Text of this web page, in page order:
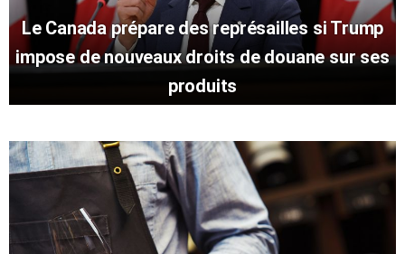
Le Canada prépare des représailles si Trump
impose de nouveaux droits de douane sur ses
produits